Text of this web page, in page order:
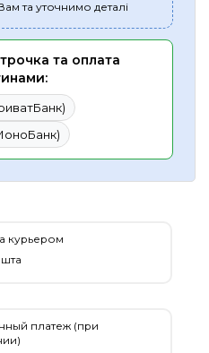
та уточнимо деталі
та оплата
курьером
платеж (при